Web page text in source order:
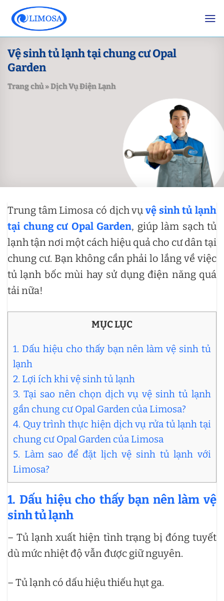
content
Vệ sinh tủ lạnh tại chung cư Opal
Garden
Trang chủ»Dịch Vụ Điện Lạnh
Trung tâm Limosa có dịch vụ vệ sinh tủ lạnh
tại chung cư Opal Garden, giúp làm sạch tủ
lạnh tận nơi một cách hiệu quả cho cư dân tại
chung cư. Bạn không cần phải lo lắng về việc
tủ lạnh bốc mùi hay sử dụng điện năng quá
tải nữa!
MỤC LỤC
1. Dấu hiệu cho thấy bạn nên làm vệ sinh tủ
lạnh
2. Lợi ích khi vệ sinh tủ lạnh
3. Tại sao nên chọn dịch vụ vệ sinh tủ lạnh
gần chung cư Opal Garden của Limosa?
4. Quy trình thực hiện dịch vụ rửa tủ lạnh tại
chung cư Opal Garden của Limosa
5. Làm sao để đặt lịch vệ sinh tủ lạnh với
Limosa?
1. Dấu hiệu cho thấy bạn nên làm vệ
sinh tủ lạnh
– Tủ lạnh xuất hiện tình trạng bị đóng tuyết
dù mức nhiệt độ vẫn được giữ nguyên.
– Tủ lạnh có dấu hiệu thiếu hụt ga.